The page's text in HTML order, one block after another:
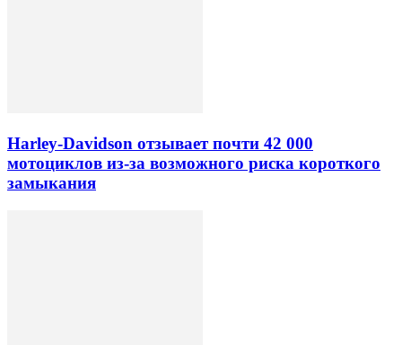
Harley-Davidson отзывает почти 42 000
мотоциклов из-за возможного риска короткого
замыкания